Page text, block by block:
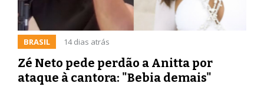
BRASIL 14 dias atrás
Zé Neto pede perdão a Anitta por
ataque à cantora: "Bebia demais"